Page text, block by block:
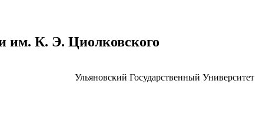
им. К. Э. Циолковского
Ульяновский Государственный Университет